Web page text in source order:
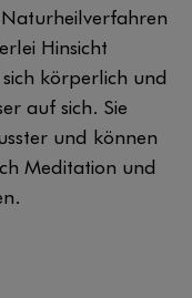
Hinsicht
körperlich und
auf sich. Sie
und können
Meditation und